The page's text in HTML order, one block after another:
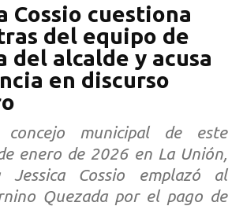
Cossio cuestiona
del equipo de
del alcalde y acusa
en discurso
municipal de este
enero de 2026 en La Unión,
Jessica Cossio emplazó al
Quezada por el pago de